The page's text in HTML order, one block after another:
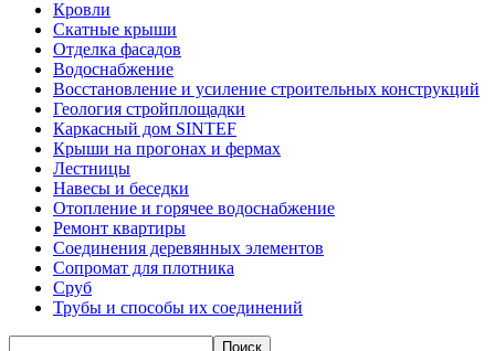
Кровли
Скатные крыши
Отделка фасадов
Водоснабжение
Восстановление и усиление строительных конструкций
Геология стройплощадки
Каркасный дом SINTEF
Крыши на прогонах и фермах
Лестницы
Навесы и беседки
Отопление и горячее водоснабжение
Ремонт квартиры
Соединения деревянных элементов
Сопромат для плотника
Сруб
Трубы и способы их соединений